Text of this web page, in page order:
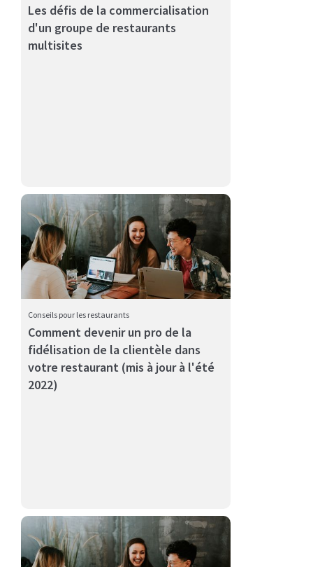
Un système POS (point de vente) de restaurant est un
élément ess...
Les défis de la commercialisation
d'un groupe de restaurants
multisites
Alors que le secteur de la restauration continue
d'évoluer, les ...
Conseils pour les restaurants
Comment devenir un pro de la
fidélisation de la clientèle dans
votre restaurant (mis à jour à l'été
2022)